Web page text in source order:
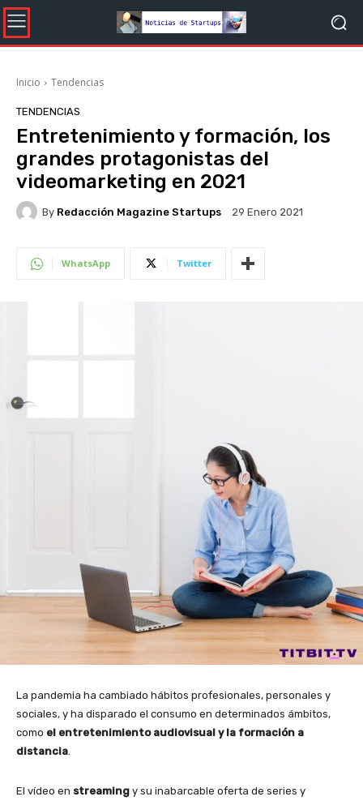
Inicio Tendencias
TENDENCIAS
Entretenimiento y formación, los
grandes protagonistas del
videomarketing en 2021
By Redacción Magazine Startups 29 Enero 2021
WhatsApp Twitter
La pandemia ha cambiado hábitos profesionales, personales y
sociales, y ha disparado el consumo en determinados ámbitos,
como el entretenimiento audiovisual y la formación a
distancia.
El vídeo en streaming y su inabarcable oferta de series y